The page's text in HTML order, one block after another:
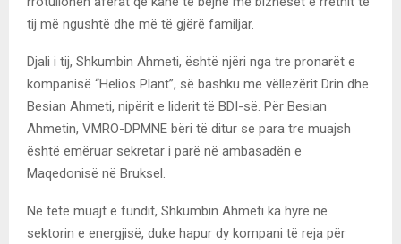
tij më ngushtë dhe më të gjërë familjar.
Djali i tij, Shkumbin Ahmeti, është njëri nga tre pronarët e
kompanisë “Helios Plant”, së bashku me vëllezërit Drin dhe
Besian Ahmeti, nipërit e liderit të BDI-së. Për Besian
Ahmetin, VMRO-DPMNE bëri të ditur se para tre muajsh
është emëruar sekretar i parë në ambasadën e
Maqedonisë në Bruksel.
Në tetë muajt e fundit, Shkumbin Ahmeti ka hyrë në
sektorin e energjisë, duke hapur dy kompani të reja për